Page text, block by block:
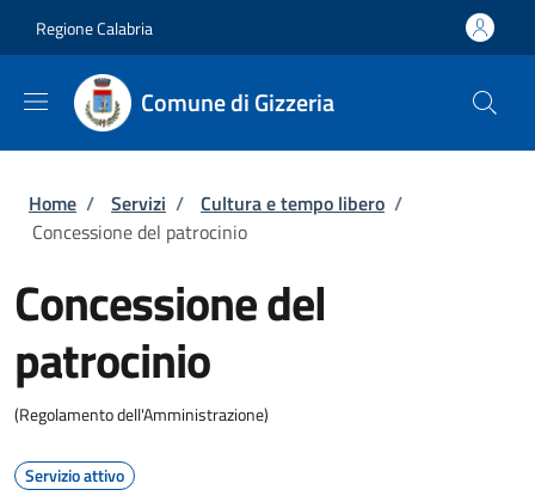
Regione Calabria
Comune di Gizzeria
Briciole di pane
Home / Servizi / Cultura e tempo libero /
Concessione del patrocinio
Concessione del
patrocinio
(Regolamento dell'Amministrazione)
Servizio attivo